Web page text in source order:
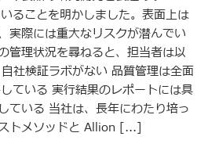
ることを明かしました。表面上は
実際には重大なリスクが潜んでい
管理状況を尋ねると、担当者は以
社検証ラボがない 品質管理は全面
ている 実行結果のレポートには具
ている 当社は、長年にわたり培っ
トメソッドと Allion [...]